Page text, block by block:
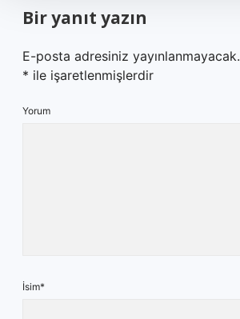
Bir yanıt yazın
E-posta adresiniz yayınlanmayacak.
* ile işaretlenmişlerdir
Yorum
İsim*